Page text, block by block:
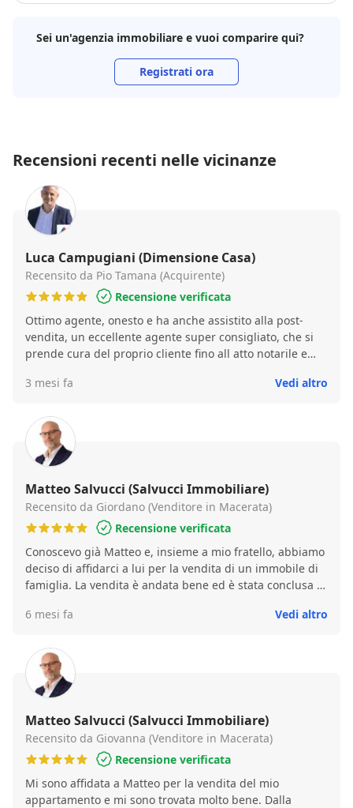
Sei un'agenzia immobiliare e vuoi comparire qui?
Registrati ora
Recensioni recenti nelle vicinanze
Luca Campugiani (Dimensione Casa)
Recensito da Pio Tamana (Acquirente)
Recensione verificata
Ottimo agente, onesto e ha anche assistito alla post-
vendita, un eccellente agente super consigliato, che si
prende cura del proprio cliente fino all atto notarile e
3 mesi fa
Vedi altro
Matteo Salvucci (Salvucci Immobiliare)
Recensito da Giordano (Venditore in Macerata)
Recensione verificata
Conoscevo già Matteo e, insieme a mio fratello, abbiamo
deciso di affidarci a lui per la vendita di un immobile di
famiglia. La vendita è andata bene ed è stata conclusa in
6 mesi fa
Vedi altro
Matteo Salvucci (Salvucci Immobiliare)
Recensito da Giovanna (Venditore in Macerata)
Recensione verificata
Mi sono affidata a Matteo per la vendita del mio
appartamento e mi sono trovata molto bene. Dalla